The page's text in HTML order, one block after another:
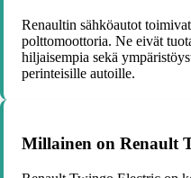
Renaultin sähköautot
polttomoottoria. Ne eivät
hiljaisempia sekä
perinteisille autoille.
Millainen on Renault